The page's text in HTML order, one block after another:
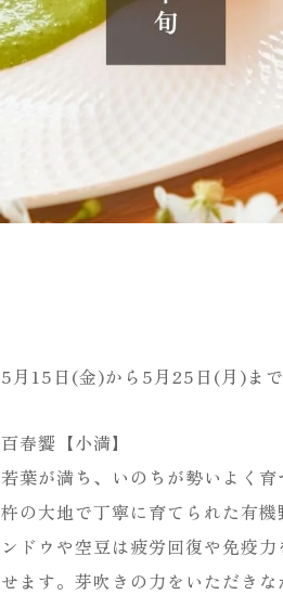
5月15日(金)から5月25日(月)ま
百春饗【小満】
若葉が満ち、いのちが勢いよく
杵の大地で丁寧に育てられた有
ンドウや空豆は疲労回復や免疫
せます。芽吹きの力をいただき